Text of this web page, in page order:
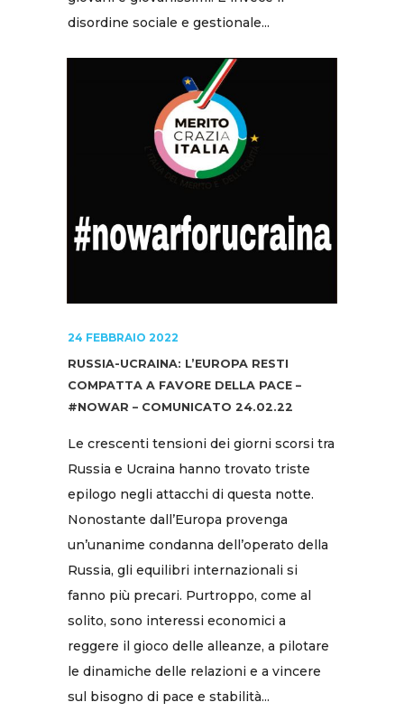
disordine sociale e gestionale...
24 FEBBRAIO 2022
RUSSIA-UCRAINA: L’EUROPA RESTI
COMPATTA A FAVORE DELLA PACE –
#NOWAR – COMUNICATO 24.02.22
Le crescenti tensioni dei giorni scorsi tra
Russia e Ucraina hanno trovato triste
epilogo negli attacchi di questa notte.
Nonostante dall’Europa provenga
un’unanime condanna dell’operato della
Russia, gli equilibri internazionali si
fanno più precari. Purtroppo, come al
solito, sono interessi economici a
reggere il gioco delle alleanze, a pilotare
le dinamiche delle relazioni e a vincere
sul bisogno di pace e stabilità...